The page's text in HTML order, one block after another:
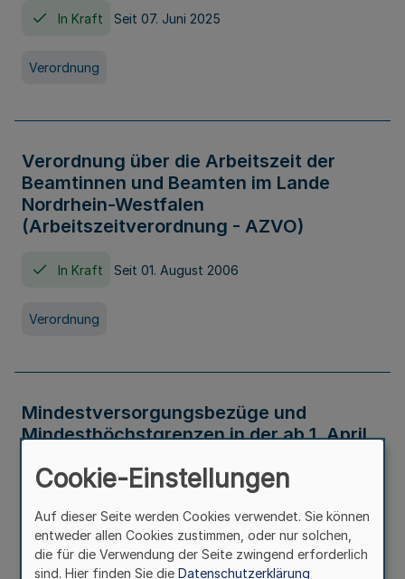
In Kraft Seit 07. Juni 2025
Verordnung
Verordnung über die Arbeitszeit der
Beamtinnen und Beamten im Lande
Nordrhein-Westfalen
(Arbeitszeitverordnung - AZVO)
In Kraft Seit 01. August 2006
Verordnung
Mindestversorgungsbezüge und
Mindesthöchstgrenzen in der ab 1. April
Verwaltungsvorschrift
Cookie-Einstellungen
Auf dieser Seite werden Cookies verwendet. Sie können
entweder allen Cookies zustimmen, oder nur solchen,
die für die Verwendung der Seite zwingend erforderlich
sind. Hier finden Sie die Datenschutzerklärung